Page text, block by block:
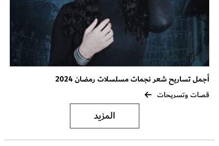
أجمل تساريح شعر نجمات مسلسلات رمضان 2024
قصات وتسريحات
المزيد